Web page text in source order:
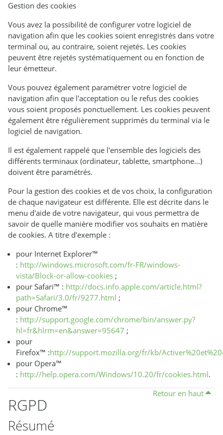
Gestion des cookies
Vous avez la possibilité de configurer votre logiciel de
navigation afin que les cookies soient enregistrés dans votre
terminal ou, au contraire, soient rejetés. Les cookies
peuvent être rejetés systématiquement ou en fonction de
leur émetteur.
Vous pouvez également paramétrer votre logiciel de
navigation afin que l'acceptation ou le refus des cookies
vous soient proposés ponctuellement. Les cookies peuvent
également être régulièrement supprimés du terminal via le
logiciel de navigation.
Il est également rappelé que l'ensemble des logiciels des
différents terminaux (ordinateur, tablette, smartphone…)
doivent être paramétrés.
Pour la gestion des cookies et de vos choix, la configuration
de chaque navigateur est différente. Elle est décrite dans le
menu d'aide de votre navigateur, qui vous permettra de
savoir de quelle manière modifier vos souhaits en matière
de cookies. A titre d'exemple :
pour Internet Explorer™
: http://windows.microsoft.com/fr-FR/windows-
vista/Block-or-allow-cookies ;
pour Safari™ : http://docs.info.apple.com/article.html?
path=Safari/3.0/fr/9277.html ;
pour Chrome™
: http://support.google.com/chrome/bin/answer.py?
hl=fr&hlrm=en&answer=95647 ;
pour
Firefox™ :http://support.mozilla.org/fr/kb/
pour Opera™
: http://help.opera.com/Windows/10.20/fr/cookies.html.
Retour en haut
RGPD
Résumé